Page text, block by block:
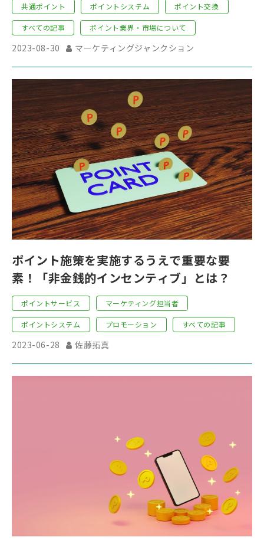
共通ポイント ポイントシステム ポイント交換
すべての記事 ポイント業界・市場について
2023-08-30 マーケティングジャンクション
ポイント施策を実施するうえで重要な要
素！「非金銭的インセンティブ」とは？
ポイントサービス マーケティング担当者
ポイントシステム プロモーション すべての記事
2023-06-28 佐藤拓真